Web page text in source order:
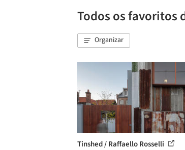
Todos os favoritos
Organizar
Tinshed / Raffaello Rosselli